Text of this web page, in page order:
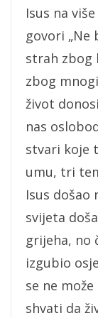
Isus na
govori „Ne
strah zbog
zbog
život
nas
stvari koje
umu, tri
Isus došao
svijeta
grijeha, no
izgubio
se ne
shvati da